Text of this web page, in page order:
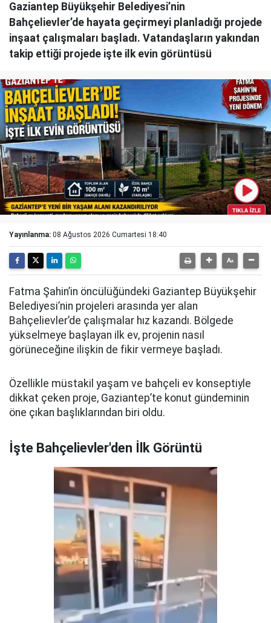
Gaziantep Büyükşehir Belediyesi’nin
Bahçelievler’de hayata geçirmeyi planladığı projede
inşaat çalışmaları başladı. Vatandaşların yakından
takip ettiği projede işte ilk evin görüntüsü
Yayınlanma: 08 Ağustos 2026 Cumartesi 18:40
Fatma Şahin’in öncülüğündeki Gaziantep Büyükşehir
Belediyesi’nin projeleri arasında yer alan
Bahçelievler’de çalışmalar hız kazandı. Bölgede
yükselmeye başlayan ilk ev, projenin nasıl
görüneceğine ilişkin de fikir vermeye başladı.
Özellikle müstakil yaşam ve bahçeli ev konseptiyle
dikkat çeken proje, Gaziantep’te konut gündeminin
öne çıkan başlıklarından biri oldu.
İşte Bahçelievler'den İlk Görüntü